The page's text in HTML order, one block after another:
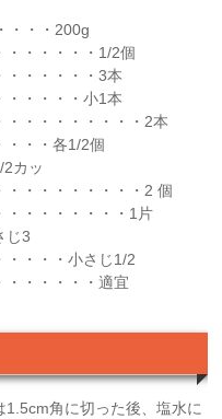
・・・200g
・・・・・・1/2個
・・・・・・3本
・・・・・小1本
・・・・・・・・・2本
・・・各1/2個
カッ
・・・・・・・・・2 個
・・・・・・・・1片
じ3
・・・・小さじ1/2
・・・・・・適宜
角に切った後、塩水に